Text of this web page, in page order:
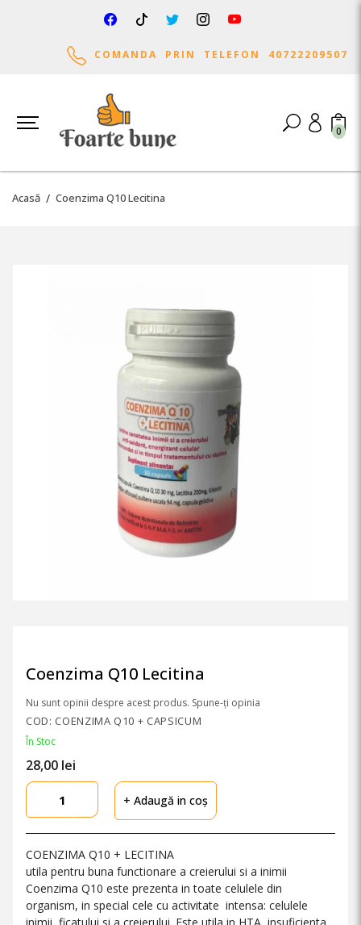
COMANDA PRIN TELEFON 40722209507
0
Acasă Coenzima Q10 Lecitina
Coenzima Q10 Lecitina
Nu sunt opinii despre acest produs. Spune-ți opinia
COD: COENZIMA Q10 + CAPSICUM
În Stoc
28,00 lei
+ Adaugă in coș
COENZIMA Q10 + LECITINA
utila pentru buna functionare a creierului si a inimii
Coenzima Q10 este prezenta in toate celulele din
organism, in special cele cu activitate intensa: celulele